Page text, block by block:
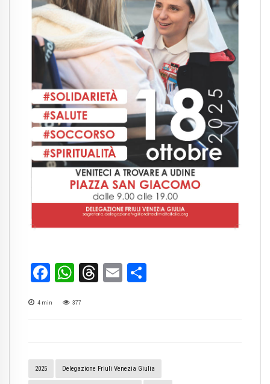
Facebook
WhatsApp
Threads
Email
4 min 377
2025 Delegazione Friuli Venezia Giulia